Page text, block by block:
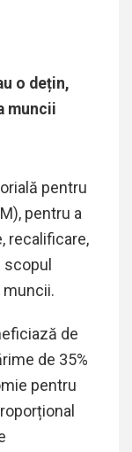
o dețin,
muncii
pentru
pentru a
recalificare,
de
de 35%
pentru